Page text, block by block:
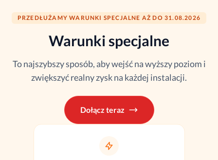
PRZEDŁUŻAMY WARUNKI SPECJALNE AŻ DO 31.08.2026
Warunki specjalne
To najszybszy sposób, aby wejść na wyższy poziom i
zwiększyć realny zysk na każdej instalacji.
Dołącz teraz